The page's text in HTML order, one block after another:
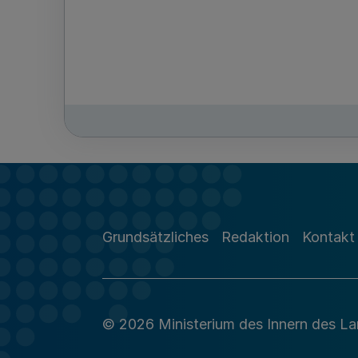
Grundsätzliches Redaktion Kontakt
© 2026 Ministerium des Innern des